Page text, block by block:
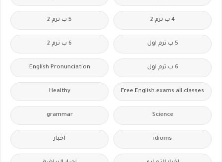
4 ب ترم 2 5 ب ترم 2
5 ب ترم اول 6 ب ترم 2
6 ب ترم اول English Pronunciation
Free.English.exams.all.classes
Healthy
Science
grammar
idioms اخبار